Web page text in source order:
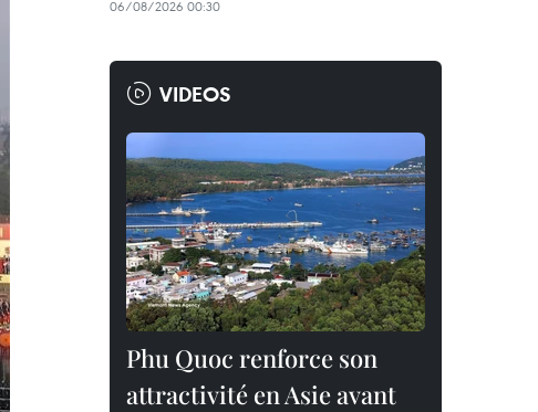
06/08/2026 00:30
VIDEOS
Phu Quoc renforce son
attractivité en Asie avant